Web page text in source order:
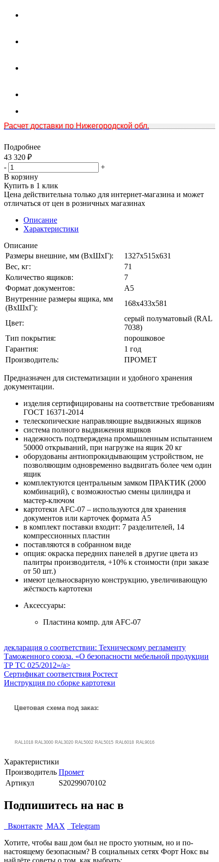
Расчет доставки по Нижегородской обл.
Подробнее
43 320 ₽
-
+
В корзину
Купить в 1 клик
Цена действительна только для интернет-магазина и может
отличаться от цен в розничных магазинах
Описание
Характеристики
Описание
Размеры внешние, мм (ВхШхГ):
1327x515x631
Вес, кг:
71
Количество ящиков:
7
Формат документов:
A5
Внутренние размеры ящика, мм
(ВхШхГ):
168x433x581
Цвет:
серый полуматовый (RAL
7038)
Тип покрытия:
порошковое
Гарантия:
1 год
Производитель:
ПРОМЕТ
Предназначен для систематизации и удобного хранения
документации.
изделия сертифицированы на соответствие требованиям
ГОСТ 16371-2014
телескопические направляющие выдвижных ящиков
система полного выдвижения ящиков
надежность подтверждена промышленным испытанием
50000 открываний, при нагрузке на ящик 20 кг
оборудованы антиопрокидывающим устройством, не
позволяющим одновременно выдвигать более чем один
ящик
комплектуются центральным замком ПРАКТИК (2000
комбинаций), с возможностью смены цилиндра и
мастер-ключом
картотеки AFC-07 – используются для хранения
документов или карточек формата А5
в комплект поставки входит: 7 разделителей, 14
компрессионных пластин
поставляются в собранном виде
опция: окраска передних панелей в другие цвета из
палитры производителя, +10% к стоимости (при заказе
от 50 шт.)
имеют цельносварную конструкцию, увеличивающую
жёсткость картотеки
Аксессуары:
Пластина компр. для AFC-07
декларация о соответствии: Техническому регламенту
Таможенного союза. «О безопасности мебельной продукции
ТР ТС 025/2012»/a>
Сертификат соответствия Ростест
Инструкция по сборке картотеки
Цветовая схема под заказ:
RAL1018 RAL3000 RAL3020 RAL5002 RAL5015 RAL6018 RAL9016
Характеристики
Производитель Промет
Артикул
S20299070102
Подпишитесь на нас в
Вконтакте MAX
Telegram
Хотите, чтобы ваш дом был не просто уютным, но и по-
настоящему безопасным? В социальных сетях Форт Нокс вы
найдёте советы о том, как выбрать: